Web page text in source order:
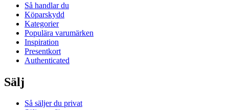
Så handlar du
Köparskydd
Kategorier
Populära varumärken
Inspiration
Presentkort
Authenticated
Sälj
Så säljer du privat